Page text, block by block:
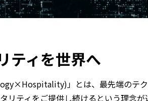
ティを世界へ
」とは、最先端のテ
リティをご提供し続けるという理念が